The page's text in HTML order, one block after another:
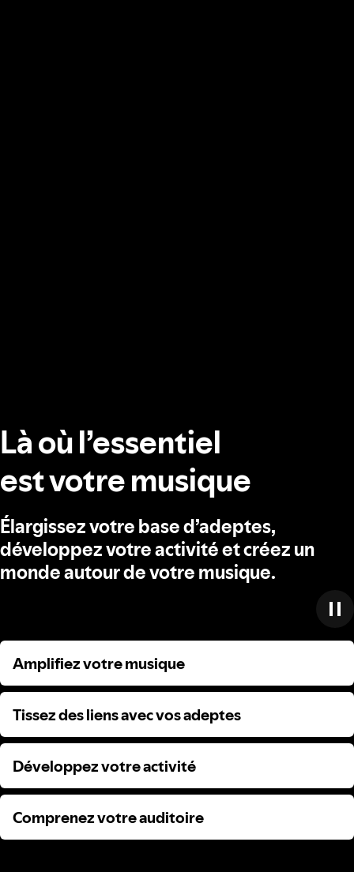
Là où l’essentiel
est votre musique
Élargissez votre base d’adeptes,
développez votre activité et créez un
monde autour de votre musique.
Amplifiez votre musique
Amplifiez votre musique
Tissez des liens avec vos adeptes
Tissez des liens avec vos adeptes
Développez votre activité
Développez votre activité
Comprenez votre auditoire
Comprenez votre auditoire